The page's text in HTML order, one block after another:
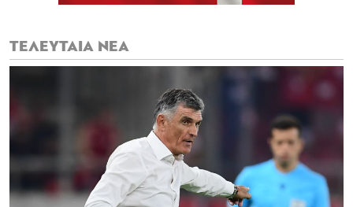
ΤΕΛΕΥΤΑΙΑ ΝΕΑ